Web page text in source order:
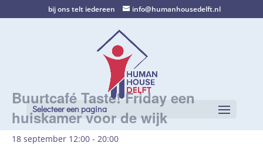
bij ons telt iedereen info@humanhousedelft.nl
Selecteer een pagina
Buurtcafé Taste! Friday een
huiskamer voor de wijk
18 september 12:00 - 20:00